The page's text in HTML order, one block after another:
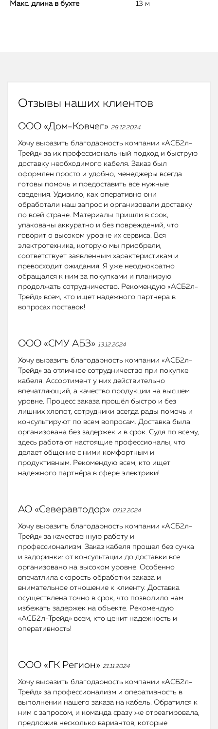
Макс. длина в бухте 13 м
Отзывы наших клиентов
ООО «Дом-Ковчег» 28.12.2024
Хочу выразить благодарность компании «АСБ2л-
Трейд» за их профессиональный подход и быструю
доставку необходимого кабеля. Заказ был
оформлен просто и удобно, менеджеры всегда
готовы помочь и предоставить все нужные
сведения. Удивило, как оперативно они
обработали наш запрос и организовали доставку
по всей стране. Материалы пришли в срок,
упакованы аккуратно и без повреждений, что
говорит о высоком уровне их сервиса. Вся
электротехника, которую мы приобрели,
соответствует заявленным характеристикам и
превосходит ожидания. Я уже неоднократно
обращался к ним за покупками и планирую
продолжать сотрудничество. Рекомендую «АСБ2л-
Трейд» всем, кто ищет надежного партнера в
вопросах поставок!
ООО «СМУ АБЗ» 13.12.2024
Хочу выразить благодарность компании «АСБ2л-
Трейд» за отличное сотрудничество при покупке
кабеля. Ассортимент у них действительно
впечатляющий, а качество продукции на высшем
уровне. Процесс заказа прошёл быстро и без
лишних хлопот, сотрудники всегда рады помочь и
консультируют по всем вопросам. Доставка была
организована без задержек и в срок. Судя по всему,
здесь работают настоящие профессионалы, что
делает общение с ними комфортным и
продуктивным. Рекомендую всем, кто ищет
надежного партнёра в сфере электрики!
АО «Северавтодор» 07.12.2024
Хочу выразить благодарность компании «АСБ2л-
Трейд» за качественную работу и
профессионализм. Заказ кабеля прошел без сучка
и задоринки: от консультации до доставки все
организовано на высоком уровне. Особенно
впечатлила скорость обработки заказа и
внимательное отношение к клиенту. Доставка
осуществлена точно в срок, что позволило нам
избежать задержек на объекте. Рекомендую
«АСБ2л-Трейд» всем, кто ценит надежность и
оперативность!
ООО «ГК Регион» 21.11.2024
Хочу выразить благодарность компании «АСБ2л-
Трейд» за профессионализм и оперативность в
выполнении нашего заказа на кабель. Обратился к
ним с запросом, и команда сразу же отреагировала,
предложив несколько вариантов, которые